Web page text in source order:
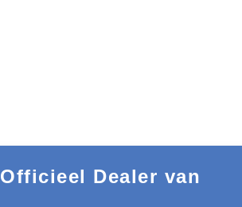
Officieel Dealer van